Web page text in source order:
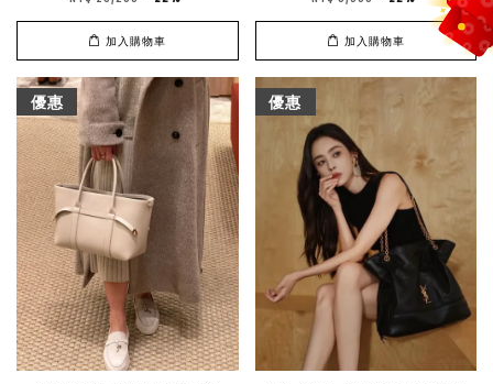
加入購物車 加入購物車
優惠 優惠